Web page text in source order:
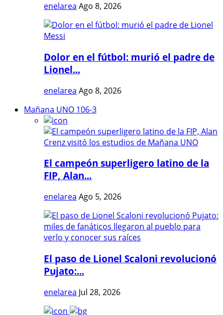
enelarea Ago 8, 2026
Dolor en el fútbol: murió el padre de
Lionel...
enelarea Ago 8, 2026
Mañana UNO 106-3
El campeón superligero latino de la
FIP, Alan...
enelarea Ago 5, 2026
El paso de Lionel Scaloni revolucionó
Pujato:...
enelarea Jul 28, 2026